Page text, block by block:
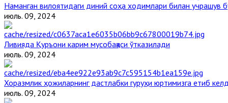
Наманган вилоятидаги диний соҳа ходимлари билан учрашув
июль. 09, 2024
Ливияда Қуръони карим мусобақаси ўтказилади
июль. 09, 2024
Хоразмлик ҳожиларнинг дастлабки гуруҳи юртимизга етиб
июль. 09, 2024